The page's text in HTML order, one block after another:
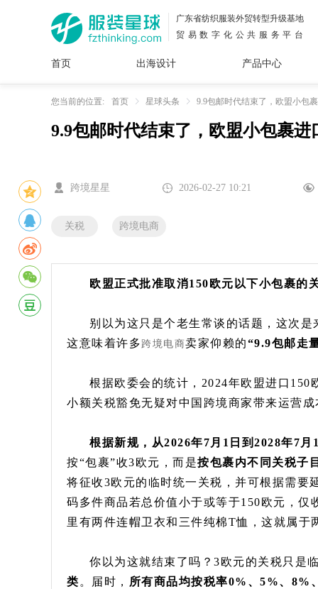
广东省纺织服装外贸转型升级基地
贸易数字化公共服务平台
首页 出海设计
面料
花型
插画
图案
服装
设计
产品中心
女装
内衣
男装
运动
服
童装
牛仔
服装
您当前的位置: 首页 星球头条 9.9包邮时代结束了，欧盟小包
9.9包邮时代结束了，欧盟小包裹
跨境星星 2026-02-27 10:21
关税 跨境电商
欧盟正式批准取消150欧元以下小包裹的
别以为这只是个老生常谈的话题，这次
这意味着许多 跨境电商卖家仰赖的“9.9包邮走
根据欧委会的统计，2024年欧盟进口150
小额关税豁免无疑对中国跨境商家带来运营
根据新规，从2026年7月1日到2028年7月
按“包裹”收3欧元，而是按包裹内不同关税子
将征收3欧元的临时统一关税，并可根据需要
码多件商品若总价值小于或等于150欧元，
里有两件连帽卫衣和三件纯棉T恤，这就属
你以为这就结束了吗？3欧元的关税只是
类 。届时， 所有商品均按税率0%、5%、8%